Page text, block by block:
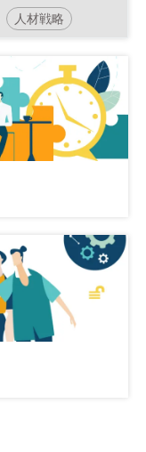
人材戦略